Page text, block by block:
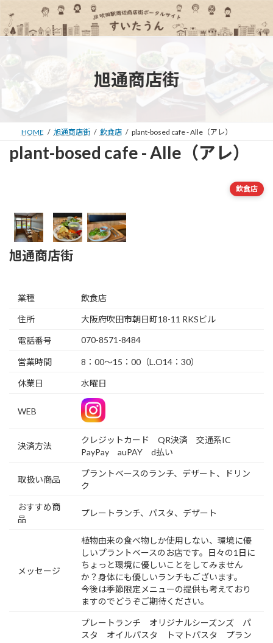
テ
キ
ゲ
に
旭通商店街
HOME 旭通商店街 飲食店 plant-bosed cafe - Alle（アレ）
plant-bosed cafe - Alle（アレ）
飲食店
旭通商店街
業種 飲食店
住所 大阪府吹田市朝日町18-11 RKSビル
電話番号 070-8571-8484
営業時間 8：00～15：00（L.O14：30）
休業日 水曜日
WEB
決済方法
クレジットカード QR決済 交通系IC
PayPay auPAY d払い
取扱い商品
プラントベースのランチ、デザート、ドリン
ク
おすすめ商
品
プレートランチ、パスタ、デザート
メッセージ
植物由来の食べ物しか使用しない、環境に優
しいプラントベースのお店です。日々の1日に
ちょっと環境に優しいことをしてみません
か？身体にも優しいランチもございます。
今後は季節限定メニューの提供も考えており
ますのでどうぞご期待ください。
プレートランチ オリジナルシーズンズ パ
スタ オイルパスタ トマトパスタ プラン